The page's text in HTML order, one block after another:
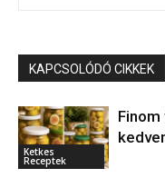
KAPCSOLÓDÓ CIKKEK
Ketkes
Receptek